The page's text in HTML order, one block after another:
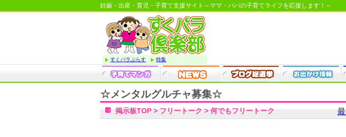
妊娠・出産・育児・子育て支援サイト～ママ・パパの子育てライフを応援します！～
すくパラぷらす 特集
☆メンタルグルチャ募集☆
掲示板TOP > フリートーク >何でもフリートーク